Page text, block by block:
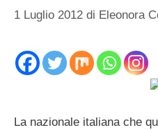
1 Luglio 2012 di Eleonora
La nazionale italiana che